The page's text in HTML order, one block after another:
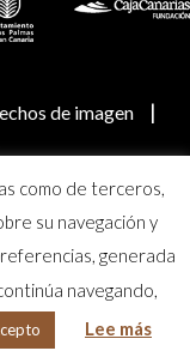
de imagen |
de San Miguel
como de terceros,
su navegación y
generada
navegando,
Lee más